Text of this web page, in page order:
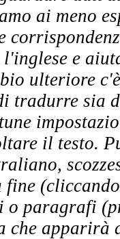
ai meno
l'inglese e
ulteriore
tradurre
il testo.
paragrafi
apparirà